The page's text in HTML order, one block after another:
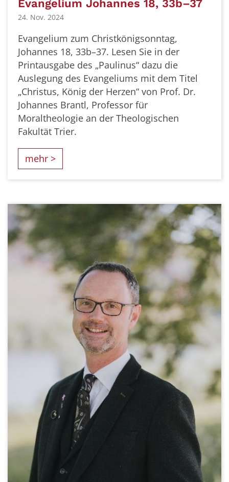
Evangelium Johannes 18, 33b–37
24. Nov. 2024
Evangelium zum Christkönigsonntag,
Johannes 18, 33b–37. Lesen Sie in der
Printausgabe des „Paulinus“ dazu die
Auslegung des Evangeliums mit dem Titel
„Christus, König der Herzen“ von Prof. Dr.
Johannes Brantl, Professor für
Moraltheologie an der Theologischen
Fakultät Trier.
mehr >